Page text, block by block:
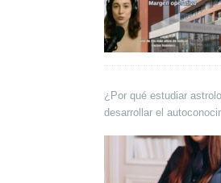
¿Por qué estudiar
desarrollar el